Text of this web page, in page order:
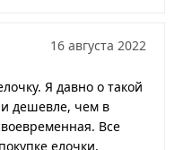
16 августа 2022
Я давно о такой
дешевле, чем в
Все
елочки,